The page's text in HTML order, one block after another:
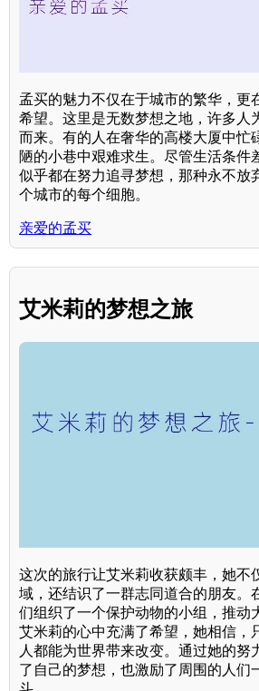
孟买的魅力不仅在于城市的繁华，更
希望。这里是无数梦想之地，许多人
而来。有的人在奢华的高楼大厦中忙
陋的小巷中艰难求生。尽管生活条件
似乎都在努力追寻梦想，那种永不放
个城市的每个细胞。
亲爱的孟买
艾米莉的梦想之旅
这次的旅行让艾米莉收获颇丰，她不
域，还结识了一群志同道合的朋友。
们组织了一个保护动物的小组，推动
艾米莉的心中充满了希望，她相信，
人都能为世界带来改变。通过她的努
了自己的梦想，也激励了周围的人们